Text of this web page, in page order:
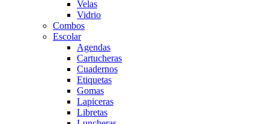
Velas
Vidrio
Combos
Escolar
Agendas
Cartucheras
Cuadernos
Etiquetas
Gomas
Lapiceras
Libretas